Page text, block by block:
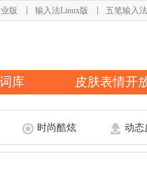
版 输入法Linux版 五笔输入法
词库 皮肤表情开
时尚酷炫 动态